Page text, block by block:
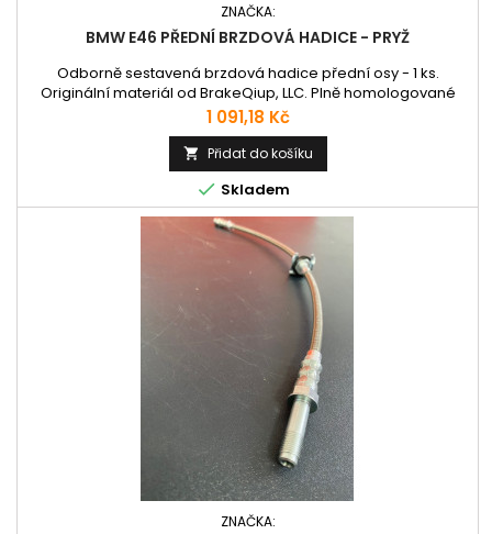
ZNAČKA:
BMW E46 PŘEDNÍ BRZDOVÁ HADICE - PRYŽ
Odborně sestavená brzdová hadice přední osy - 1 ks.
Originální materiál od BrakeQiup, LLC. Plně homologované
pro evropské silnice.
Cena
1 091,18 Kč
 Přidat do košíku
 Skladem
ZNAČKA: